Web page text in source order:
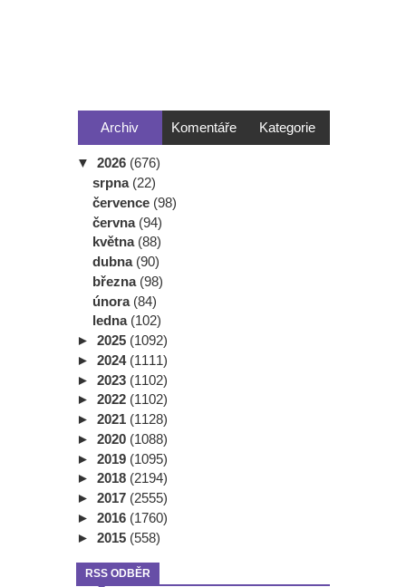
Archiv Komentáře Kategorie
▼ 2026 (676)
srpna (22)
července (98)
června (94)
května (88)
dubna (90)
března (98)
února (84)
ledna (102)
► 2025 (1092)
► 2024 (1111)
► 2023 (1102)
► 2022 (1102)
► 2021 (1128)
► 2020 (1088)
► 2019 (1095)
► 2018 (2194)
► 2017 (2555)
► 2016 (1760)
► 2015 (558)
RSS ODBĚR